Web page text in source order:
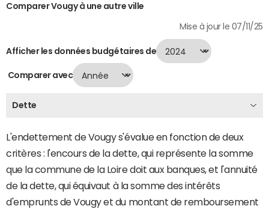
Comparer Vougy à une autre ville
Mise à jour le 07/11/25
Afficher les données budgétaires de
Comparer avec
Dette
L'endettement de Vougy s'évalue en fonction de deux
critères : l'encours de la dette, qui représente la somme
que la commune de la Loire doit aux banques, et l'annuité
de la dette, qui équivaut à la somme des intérêts
d'emprunts de Vougy et du montant de remboursement